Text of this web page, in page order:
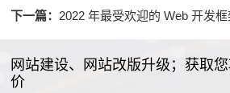
下一篇： 2022 年最受欢迎的 Web 开发
网站建设、网站改版升级；获取
价